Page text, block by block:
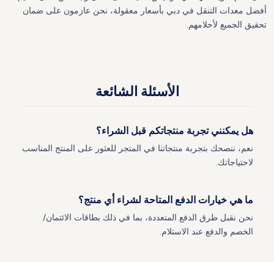
أفضل معدات التنقل في دبي بأسعار معقولة، نحن عازمون على ضمان
تحقيق الجميع لأحلامهم.
الأسئلة الشائعة
هل يمكنني تجربة منتجاتكم قبل الشراء؟
نعم، ننصحك بتجربة منتجاتنا في المتجر للعثور على المنتج المناسب
لاحتياجاتك.
ما هي خيارات الدفع المتاحة لشراء أي منتج؟
نحن نقبل طرق الدفع المتعددة، بما في ذلك بطاقات الائتمان/
الخصم والدفع عند الاستلام.